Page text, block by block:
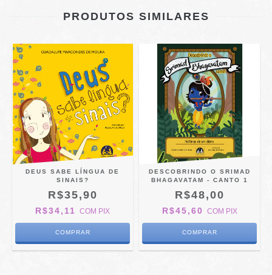
PRODUTOS SIMILARES
DEUS SABE LÍNGUA DE
SINAIS?
R$35,90
R$34,11 COM PIX
DESCOBRINDO O SRIMAD
BHAGAVATAM - CANTO 1
R$48,00
R$45,60 COM PIX